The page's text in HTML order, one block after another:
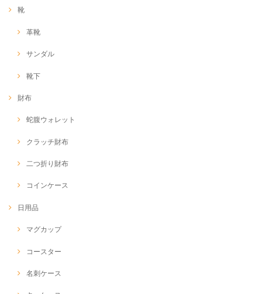
靴
革靴
サンダル
靴下
財布
蛇腹ウォレット
クラッチ財布
二つ折り財布
コインケース
日用品
マグカップ
コースター
名刺ケース